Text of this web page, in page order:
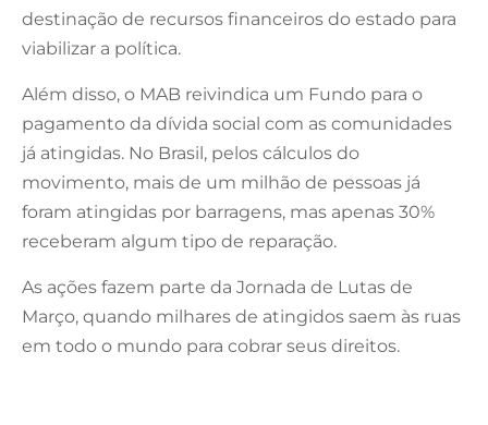
destinação de recursos financeiros do estado para
viabilizar a política.
Além disso, o MAB reivindica um Fundo para o
pagamento da dívida social com as comunidades
já atingidas. No Brasil, pelos cálculos do
movimento, mais de um milhão de pessoas já
foram atingidas por barragens, mas apenas 30%
receberam algum tipo de reparação.
As ações fazem parte da Jornada de Lutas de
Março, quando milhares de atingidos saem às ruas
em todo o mundo para cobrar seus direitos.